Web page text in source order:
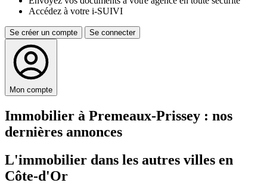
Accédez à votre i-SUIVI
Se créer un compte Se connecter
Mon compte
Immobilier à Premeaux-Prissey : nos
dernières annonces
L'immobilier dans les autres villes en
Côte-d'Or